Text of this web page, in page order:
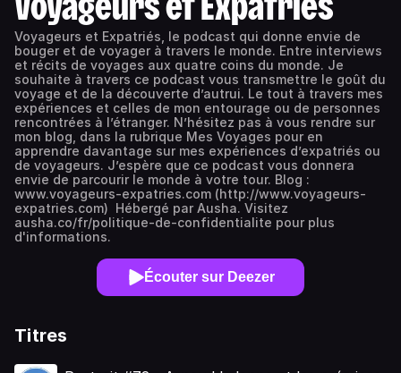
Voyageurs et Expatriés, le podcast qui donne envie de
bouger et de voyager à travers le monde. Entre interviews
et récits de voyages aux quatre coins du monde. Je
souhaite à travers ce podcast vous transmettre le goût du
voyage et de la découverte d’autrui. Le tout à travers mes
expériences et celles de mon entourage ou de personnes
rencontrées à l’étranger. N’hésitez pas à vous rendre sur
mon blog, dans la rubrique Mes Voyages pour en
apprendre davantage sur mes expériences d’expatriés ou
de voyageurs. J’espère que ce podcast vous donnera
envie de parcourir le monde à votre tour. Blog :
www.voyageurs-expatries.com (http://www.voyageurs-
expatries.com) Hébergé par Ausha. Visitez
ausha.co/fr/politique-de-confidentialite pour plus
d'informations.
Écouter sur Deezer
Titres